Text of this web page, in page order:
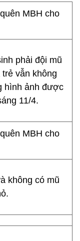
phải đội mũ
vẫn không
hình ảnh được
11/4.
không có mũ